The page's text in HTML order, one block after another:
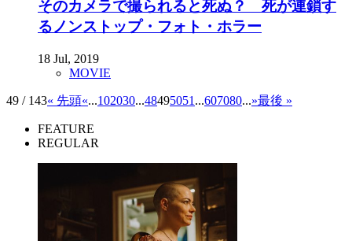
そのカメラで撮られると死ぬ？ 死が連鎖す
るノンストップ・フォト・ホラー
18 Jul, 2019
MOVIE
49 / 143« 先頭«...102030...48495051 ...607080...»最後 »
FEATURE
REGULAR